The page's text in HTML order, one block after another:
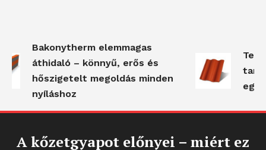
Bakonytherm elemmagas
áthidaló – könnyű, erős és
hőszigetelt megoldás minden
nyíláshoz
A kőzetgyapot előnyei – miért ez